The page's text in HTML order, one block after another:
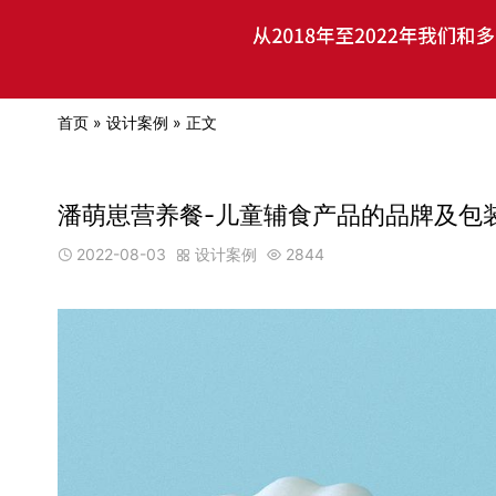
首页 » 设计案例 » 正文
潘萌崽营养餐-儿童辅食产品的品牌及包
 2022-08-03  设计案例  2844